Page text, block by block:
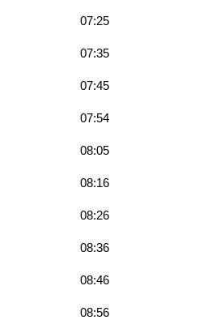
07:25
07:35
07:45
07:54
08:05
08:16
08:26
08:36
08:46
08:56